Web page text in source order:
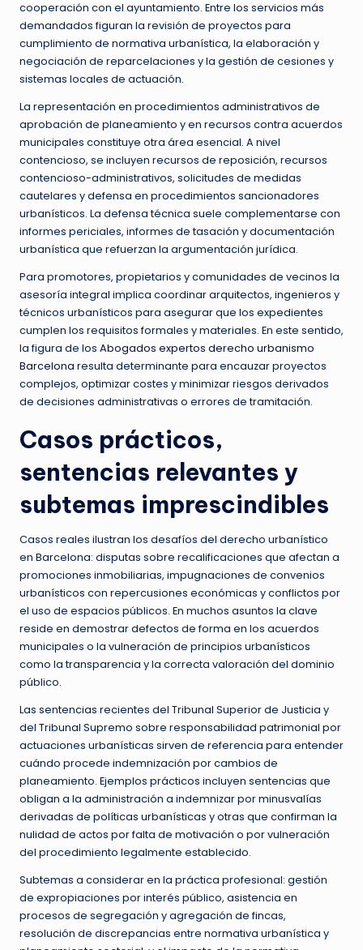
cooperación con el ayuntamiento. Entre los servicios más
demandados figuran la revisión de proyectos para
cumplimiento de normativa urbanística, la elaboración y
negociación de reparcelaciones y la gestión de cesiones y
sistemas locales de actuación.
La representación en procedimientos administrativos de
aprobación de planeamiento y en recursos contra acuerdos
municipales constituye otra área esencial. A nivel
contencioso, se incluyen recursos de reposición, recursos
contencioso-administrativos, solicitudes de medidas
cautelares y defensa en procedimientos sancionadores
urbanísticos. La defensa técnica suele complementarse con
informes periciales, informes de tasación y documentación
urbanística que refuerzan la argumentación jurídica.
Para promotores, propietarios y comunidades de vecinos la
asesoría integral implica coordinar arquitectos, ingenieros y
técnicos urbanísticos para asegurar que los expedientes
cumplen los requisitos formales y materiales. En este sentido,
la figura de los Abogados expertos derecho urbanismo
Barcelona resulta determinante para encauzar proyectos
complejos, optimizar costes y minimizar riesgos derivados
de decisiones administrativas o errores de tramitación.
Casos prácticos,
sentencias relevantes y
subtemas imprescindibles
Casos reales ilustran los desafíos del derecho urbanístico
en Barcelona: disputas sobre recalificaciones que afectan a
promociones inmobiliarias, impugnaciones de convenios
urbanísticos con repercusiones económicas y conflictos por
el uso de espacios públicos. En muchos asuntos la clave
reside en demostrar defectos de forma en los acuerdos
municipales o la vulneración de principios urbanísticos
como la transparencia y la correcta valoración del dominio
público.
Las sentencias recientes del Tribunal Superior de Justicia y
del Tribunal Supremo sobre responsabilidad patrimonial por
actuaciones urbanísticas sirven de referencia para entender
cuándo procede indemnización por cambios de
planeamiento. Ejemplos prácticos incluyen sentencias que
obligan a la administración a indemnizar por minusvalías
derivadas de políticas urbanísticas y otras que confirman la
nulidad de actos por falta de motivación o por vulneración
del procedimiento legalmente establecido.
Subtemas a considerar en la práctica profesional: gestión
de expropiaciones por interés público, asistencia en
procesos de segregación y agregación de fincas,
resolución de discrepancias entre normativa urbanística y